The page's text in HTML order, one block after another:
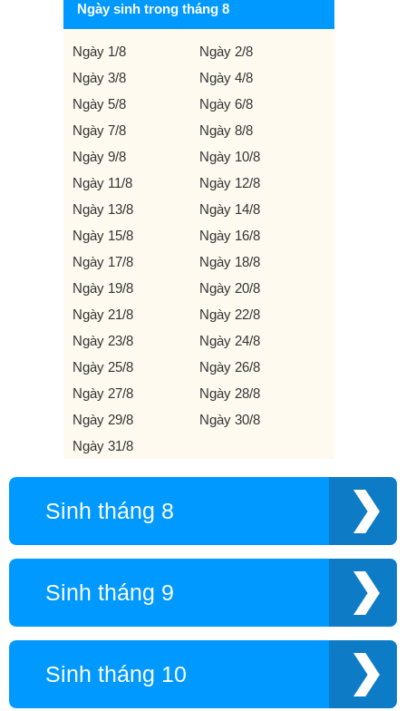
Ngày sinh trong tháng 8
Ngày 1/8
Ngày 2/8
Ngày 3/8
Ngày 4/8
Ngày 5/8
Ngày 6/8
Ngày 7/8
Ngày 8/8
Ngày 9/8
Ngày 10/8
Ngày 11/8
Ngày 12/8
Ngày 13/8
Ngày 14/8
Ngày 15/8
Ngày 16/8
Ngày 17/8
Ngày 18/8
Ngày 19/8
Ngày 20/8
Ngày 21/8
Ngày 22/8
Ngày 23/8
Ngày 24/8
Ngày 25/8
Ngày 26/8
Ngày 27/8
Ngày 28/8
Ngày 29/8
Ngày 30/8
Ngày 31/8
Sinh tháng 8
Sinh tháng 9
Sinh tháng 10